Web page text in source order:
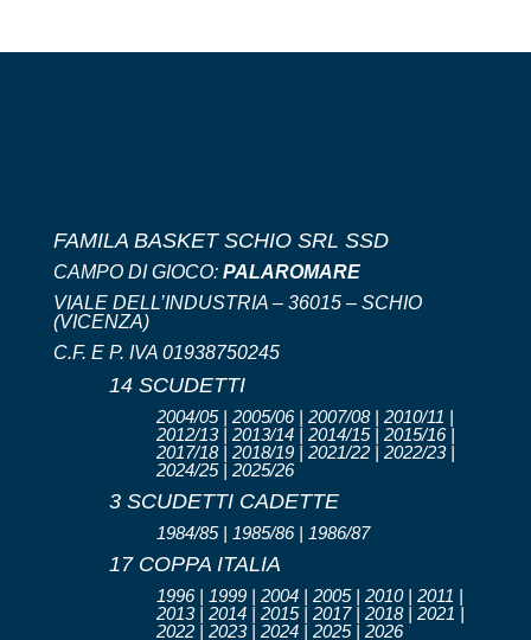
FAMILA BASKET SCHIO SRL SSD
CAMPO DI GIOCO: PALAROMARE
VIALE DELL’INDUSTRIA – 36015 – SCHIO
(VICENZA)
C.F. E P. IVA 01938750245
14 SCUDETTI
2004/05 | 2005/06 | 2007/08 | 2010/11 |
2012/13 | 2013/14 | 2014/15 | 2015/16 |
2017/18 | 2018/19 | 2021/22 | 2022/23 |
2024/25 | 2025/26
3 SCUDETTI CADETTE
1984/85 | 1985/86 | 1986/87
17 COPPA ITALIA
1996 | 1999 | 2004 | 2005 | 2010 | 2011 |
2013 | 2014 | 2015 | 2017 | 2018 | 2021 |
2022 | 2023 | 2024 | 2025 | 2026